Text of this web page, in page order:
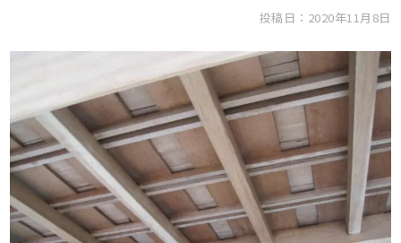
投稿日：2020年11月8日